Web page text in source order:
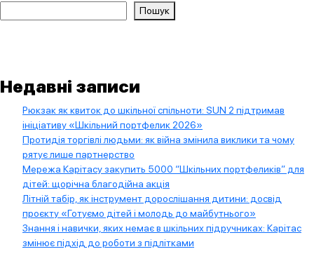
Пошук
Недавні записи
Рюкзак як квиток до шкільної спільноти: SUN 2 підтримав
ініціативу «Шкільний портфелик 2026»
Протидія торгівлі людьми: як війна змінила виклики та чому
рятує лише партнерство
Мережа Карітасу закупить 5000 “Шкільних портфеликів” для
дітей: щорічна благодійна акція
Літній табір, як інструмент дорослішання дитини: досвід
проєкту «Готуємо дітей і молодь до майбутнього»
Знання і навички, яких немає в шкільних підручниках: Карітас
змінює підхід до роботи з підлітками